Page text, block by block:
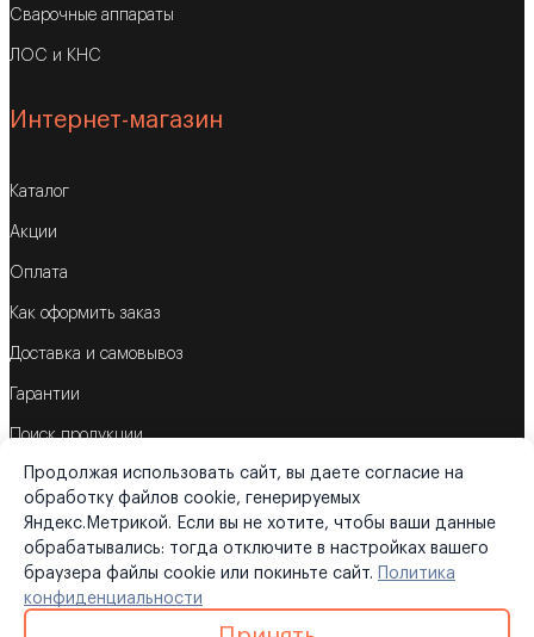
Сварочные аппараты
ЛОС и КНС
Интернет-магазин
Каталог
Акции
Оплата
Как оформить заказ
Доставка и самовывоз
Гарантии
Поиск продукции
Корзина
©2026«Трубометрика»
| Карта сайта
Продолжая использовать сайт, вы даете согласие на
обработку файлов cookie, генерируемых
Яндекс.Метрикой. Если вы не хотите, чтобы ваши данные
обрабатывались: тогда отключите в настройках вашего
браузера файлы cookie или покиньте сайт.
Политика
конфиденциальности